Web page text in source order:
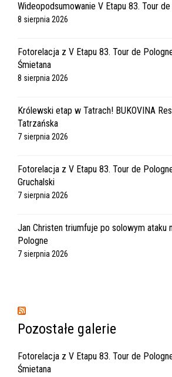
Wideopodsumowanie V Etapu 83. Tour
8 sierpnia 2026
Fotorelacja z V Etapu 83. Tour de
Śmietana
8 sierpnia 2026
Królewski etap w Tatrach! BUKOVINA
Tatrzańska
7 sierpnia 2026
Fotorelacja z V Etapu 83. Tour de
Gruchalski
7 sierpnia 2026
Jan Christen triumfuje po solowym ataku
Pologne
7 sierpnia 2026
Pozostałe galerie
Fotorelacja z V Etapu 83. Tour de
Śmietana